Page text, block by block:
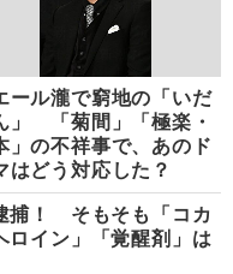
ール瀧で窮地の「いだ
」 「菊間」「極楽・
」の不祥事で、あのド
はどう対応した？
捕！ そもそも「コカ
ロイン」「覚醒剤」は